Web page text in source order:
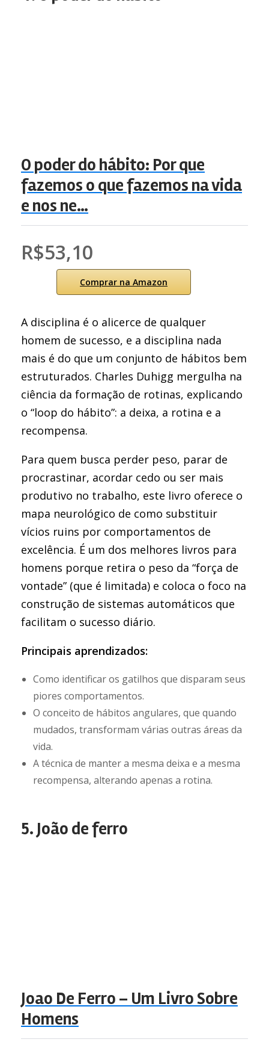
O poder do hábito: Por que
fazemos o que fazemos na vida
e nos ne…
R$53,10
Comprar na Amazon
A disciplina é o alicerce de qualquer
homem de sucesso, e a disciplina nada
mais é do que um conjunto de hábitos bem
estruturados. Charles Duhigg mergulha na
ciência da formação de rotinas, explicando
o “loop do hábito”: a deixa, a rotina e a
recompensa.
Para quem busca perder peso, parar de
procrastinar, acordar cedo ou ser mais
produtivo no trabalho, este livro oferece o
mapa neurológico de como substituir
vícios ruins por comportamentos de
excelência. É um dos melhores livros para
homens porque retira o peso da “força de
vontade” (que é limitada) e coloca o foco na
construção de sistemas automáticos que
facilitam o sucesso diário.
Principais aprendizados:
Como identificar os gatilhos que disparam seus
piores comportamentos.
O conceito de hábitos angulares, que quando
mudados, transformam várias outras áreas da
vida.
A técnica de manter a mesma deixa e a mesma
recompensa, alterando apenas a rotina.
5. João de ferro
Joao De Ferro – Um Livro Sobre
Homens